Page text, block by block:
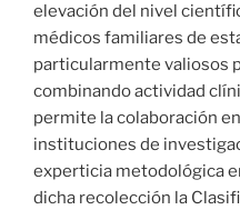
elevación del nivel
médicos familiares de
particularmente valiosos
combinando actividad
permite la colaboración
instituciones de
experticia metodológica
dicha recolección la